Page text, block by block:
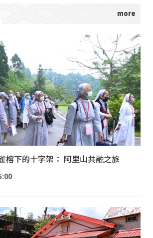
榕下的十字架： 阿里山共融之旅